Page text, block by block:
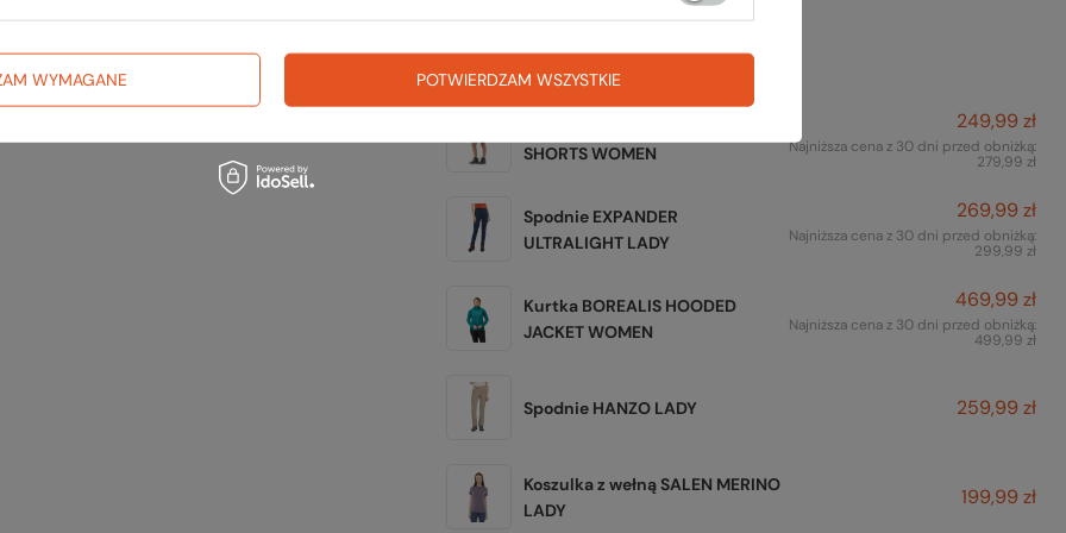
SHORTS WOMEN
249,99 zł
Najniższa cena z 30 dni przed obniżką:
279,99 zł
Spodnie EXPANDER
ULTRALIGHT LADY
269,99 zł
Najniższa cena z 30 dni przed obniżką:
299,99 zł
Kurtka BOREALIS HOODED
JACKET WOMEN
469,99 zł
Najniższa cena z 30 dni przed obniżką:
499,99 zł
Spodnie HANZO LADY 259,99 zł
Koszulka z wełną SALEN MERINO
LADY
199,99 zł
WYMAGANE POTWIERDZAM WSZYSTKIE